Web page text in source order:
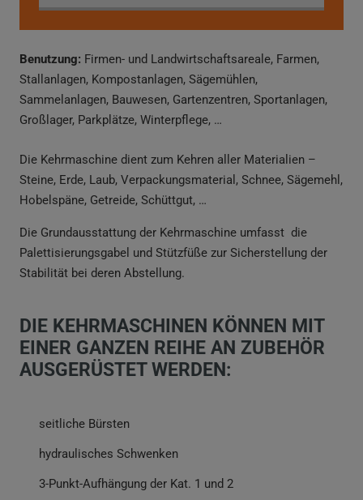
Benutzung: Firmen- und Landwirtschaftsareale, Farmen,
Stallanlagen, Kompostanlagen, Sägemühlen,
Sammelanlagen, Bauwesen, Gartenzentren, Sportanlagen,
Großlager, Parkplätze, Winterpflege, …
Die Kehrmaschine dient zum Kehren aller Materialien –
Steine, Erde, Laub, Verpackungsmaterial, Schnee, Sägemehl,
Hobelspäne, Getreide, Schüttgut, …
Die Grundausstattung der Kehrmaschine umfasst die
Palettisierungsgabel und Stützfüße zur Sicherstellung der
Stabilität bei deren Abstellung.
DIE KEHRMASCHINEN KÖNNEN MIT
EINER GANZEN REIHE AN ZUBEHÖR
AUSGERÜSTET WERDEN:
seitliche Bürsten
hydraulisches Schwenken
3-Punkt-Aufhängung der Kat. 1 und 2